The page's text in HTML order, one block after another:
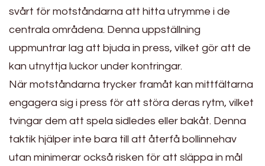
svårt för motståndarna att hitta utrymme i de
centrala områdena. Denna uppställning
uppmuntrar lag att bjuda in press, vilket gör att de
kan utnyttja luckor under kontringar.
När motståndarna trycker framåt kan mittfältarna
engagera sig i press för att störa deras rytm, vilket
tvingar dem att spela sidledes eller bakåt. Denna
taktik hjälper inte bara till att återfå bollinnehav
utan minimerar också risken för att släppa in mål